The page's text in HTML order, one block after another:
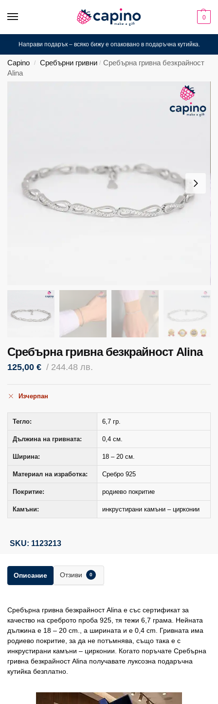
0
Направи подарък – всяко бижу е опаковано в подаръчна кутийка.
Capino / Сребърни гривни / Сребърна гривна безкрайност
Alina
Сребърна гривна безкрайност Alina
125,00 € / 244.48 лв.
Изчерпан
Тегло: 6,7 гр.
Дължина на гривната: 0,4 см.
Ширина: 18 – 20 см.
Материал на изработка: Сребро 925
Покритие: родиево покритие
Камъни: инкрустирани камъни – цирконии
SKU: 1123213
Описание Отзиви 0
Сребърна гривна безкрайност Alina е със сертификат за
качество на среброто проба 925, тя тежи 6,7 грама. Нейната
дължина е 18 – 20 сm., а ширината и е 0,4 сm. Гривната има
родиево покритие, за да не потъмнява, също така е с
инкрустирани камъни – цирконии. Когато поръчате Сребърна
гривна безкрайност Alina получавате луксозна подаръчна
кутийка безплатно.